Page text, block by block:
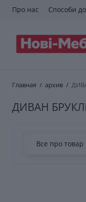
Про нас Способи
Главная архив
ДИВАН
Все про товар